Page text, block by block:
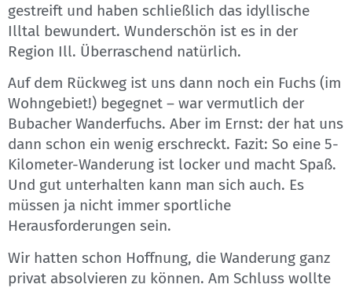
gestreift und haben schließlich das idyllische
Illtal bewundert. Wunderschön ist es in der
Region Ill. Überraschend natürlich.
Auf dem Rückweg ist uns dann noch ein Fuchs (im
Wohngebiet!) begegnet – war vermutlich der
Bubacher Wanderfuchs. Aber im Ernst: der hat uns
dann schon ein wenig erschreckt. Fazit: So eine 5-
Kilometer-Wanderung ist locker und macht Spaß.
Und gut unterhalten kann man sich auch. Es
müssen ja nicht immer sportliche
Herausforderungen sein.
Wir hatten schon Hoffnung, die Wanderung ganz
privat absolvieren zu können. Am Schluss wollte